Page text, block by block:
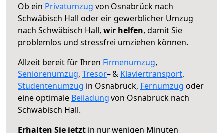
Ob ein Privatumzug von Osnabrück nach
Schwäbisch Hall oder ein gewerblicher Umzug
nach Schwäbisch Hall, wir helfen, damit Sie
problemlos und stressfrei umziehen können.
Allzeit bereit für Ihren Firmenumzug,
Seniorenumzug, Tresor– & Klaviertransport,
Studentenumzug in Osnabrück, Fernumzug oder
eine optimale Beiladung von Osnabrück nach
Schwäbisch Hall.
Erhalten Sie jetzt in nur wenigen Minuten